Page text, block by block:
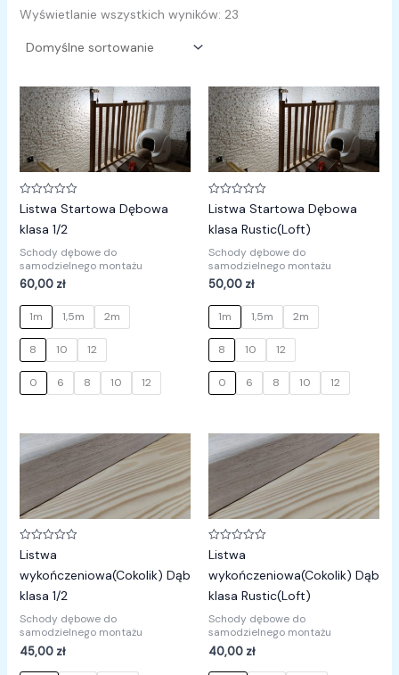
Wyświetlanie wszystkich wyników: 23
Oceniono
0
na
5
Listwa Startowa Dębowa
klasa 1/2
Schody dębowe do
samodzielnego montażu
60,00 zł
1m 1,5m 2m
8 10 12
0 6 8 10 12
Oceniono
0
na
5
Listwa Startowa Dębowa
klasa Rustic(Loft)
Schody dębowe do
samodzielnego montażu
50,00 zł
1m 1,5m 2m
8 10 12
0 6 8 10 12
Oceniono
0
na
5
Listwa
wykończeniowa(Cokolik) Dąb
klasa 1/2
Schody dębowe do
samodzielnego montażu
45,00 zł
Oceniono
0
na
5
Listwa
wykończeniowa(Cokolik) Dąb
klasa Rustic(Loft)
Schody dębowe do
samodzielnego montażu
40,00 zł